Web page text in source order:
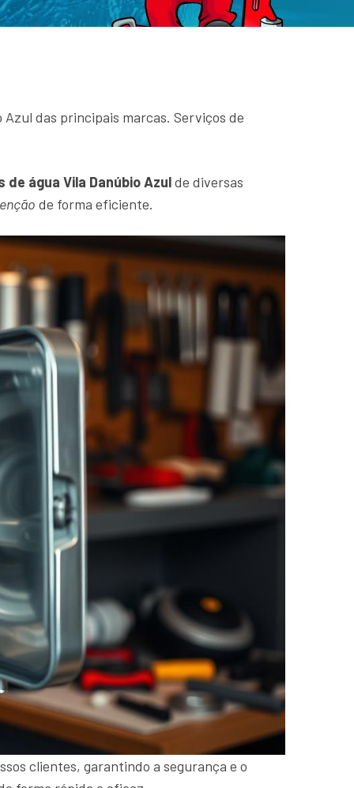
das principais marcas. Serviços de
de água Vila Danúbio Azulde diversas
de forma eficiente.
clientes, garantindo a segurança e o